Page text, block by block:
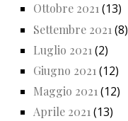
Ottobre 2021(13)
Settembre 2021 (8)
Luglio 2021 (2)
Giugno 2021 (12)
Maggio 2021 (12)
Aprile 2021(13)